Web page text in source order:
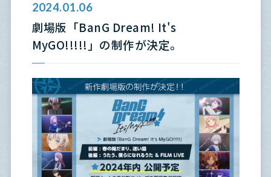
2024.01.06
劇場版「BanG Dream! It's
MyGO!!!!!」の制作が決定。